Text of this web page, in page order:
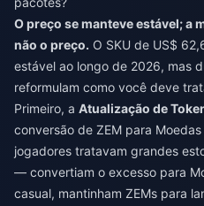
O preço se manteve estável; a
não o preço. O SKU de US$
estável ao longo de 2026, mas
reformulam como você deve
Primeiro, a Atualização de
conversão de ZEM para
jogadores tratavam grandes
— convertiam o excesso para
casual, mantinham ZEMs para